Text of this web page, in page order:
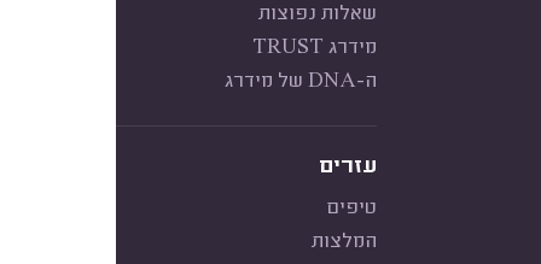
שאלות נפוצות
מידרג TRUST
ה-DNA של מידרג
עזרים
טיפים
המלצות